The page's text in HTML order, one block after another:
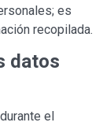
es
recopilada.
datos
el